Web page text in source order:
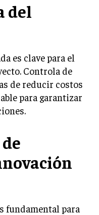
del
es clave para el
Controla de
de reducir costos
para garantizar
fundamental para